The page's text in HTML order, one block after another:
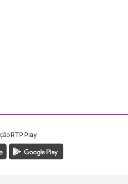
RTP Play